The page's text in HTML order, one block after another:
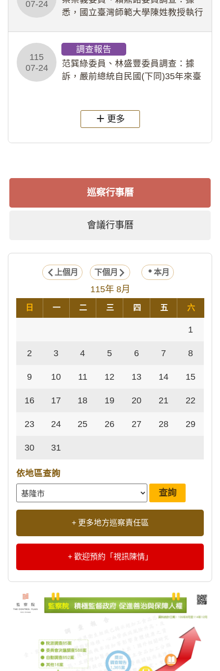
07-24
悉，國立臺灣師範大學陳姓教授執行
術倫理等情案調查報告。(115教調
31)
115
07-24
調查報告
范巽綠委員、林盛豐委員調查：據
訴，嚴前總統自民國(下同)35年來臺
過世後，總統府於89年間函請其家屬
繼續留住
更多
巡察行事曆
會議行事曆
上個月 下個月 本月
115年 8月
日 一 二 三 四 五 六
1
2 3 4 5 6 7 8
9 10 11 12 13 14 15
16 17 18 19 20 21 22
23 24 25 26 27 28 29
30 31
依地區查詢
+ 更多地方巡察責任區
+ 歡迎預約「視訊陳情」